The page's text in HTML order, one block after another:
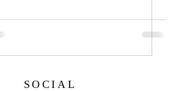
SOCIAL